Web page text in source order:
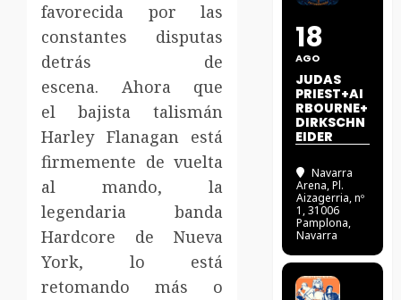
favorecida por las
constantes disputas
detrás de
escena. Ahora que
el bajista talismán
Harley Flanagan está
firmemente de vuelta
al mando, la
legendaria banda
Hardcore de Nueva
York, lo está
retomando más o
18
AGO
JUDAS
PRIEST+AI
RBOURNE+
DIRKSCHN
EIDER
Navarra
Arena, Pl.
Aizagerria, nº
1, 31006
Pamplona,
Navarra